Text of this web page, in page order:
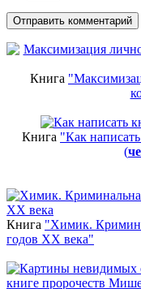
Книга
Книга "Как
(
Книга "Химик.
годов ХХ века"